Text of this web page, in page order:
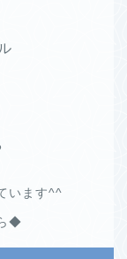
います^^
◆